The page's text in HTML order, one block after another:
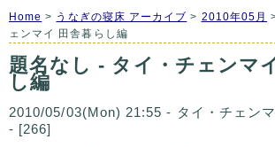
Home > うなぎの寝床 アーカイブ > 2010年05月
ェンマイ 田舎暮らし編
題名なし - タイ・チェンマ
し編
2010/05/03(Mon) 21:55 - タイ・チェン
- [266]